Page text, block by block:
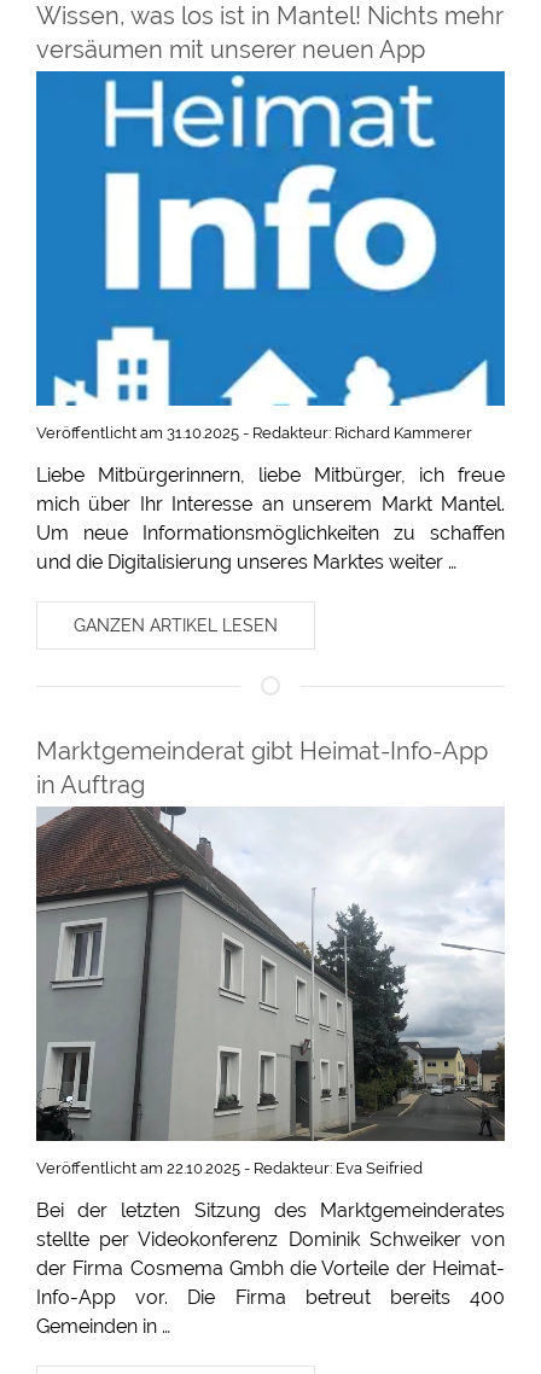
Wissen, was los ist in Mantel! Nichts mehr
versäumen mit unserer neuen App
Veröffentlicht am 31.10.2025 - Redakteur: Richard Kammerer
Liebe Mitbürgerinnern, liebe Mitbürger, ich freue
mich über Ihr Interesse an unserem Markt Mantel.
Um neue Informationsmöglichkeiten zu schaffen
und die Digitalisierung unseres Marktes weiter …
GANZEN ARTIKEL LESEN
Marktgemeinderat gibt Heimat-Info-App
in Auftrag
Veröffentlicht am 22.10.2025 - Redakteur: Eva Seifried
Bei der letzten Sitzung des Marktgemeinderates
stellte per Videokonferenz Dominik Schweiker von
der Firma Cosmema Gmbh die Vorteile der Heimat-
Info-App vor. Die Firma betreut bereits 400
Gemeinden in …